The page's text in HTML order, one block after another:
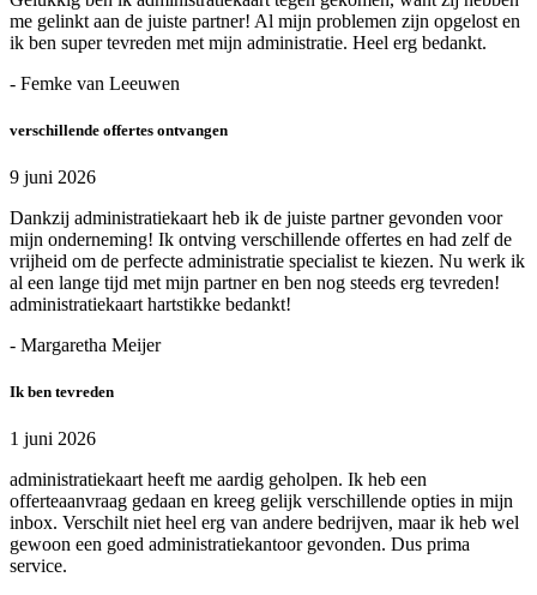
me gelinkt aan de juiste partner! Al mijn problemen zijn opgelost en
ik ben super tevreden met mijn administratie. Heel erg bedankt.
- Femke van Leeuwen
verschillende offertes ontvangen
9 juni 2026
Dankzij administratiekaart heb ik de juiste partner gevonden voor
mijn onderneming! Ik ontving verschillende offertes en had zelf de
vrijheid om de perfecte administratie specialist te kiezen. Nu werk ik
al een lange tijd met mijn partner en ben nog steeds erg tevreden!
administratiekaart hartstikke bedankt!
- Margaretha Meijer
Ik ben tevreden
1 juni 2026
administratiekaart heeft me aardig geholpen. Ik heb een
offerteaanvraag gedaan en kreeg gelijk verschillende opties in mijn
inbox. Verschilt niet heel erg van andere bedrijven, maar ik heb wel
gewoon een goed administratiekantoor gevonden. Dus prima
service.